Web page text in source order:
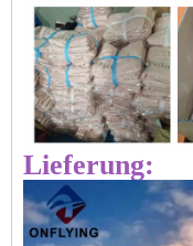
Lieferung: